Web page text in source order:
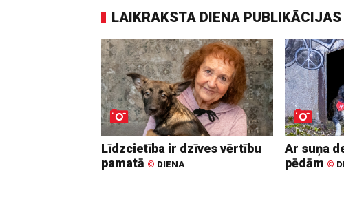
LAIKRAKSTA DIENA PUBLIKĀCIJAS
Līdzcietība ir dzīves vērtību
pamatā © DIENA
Ar suņa
pēdām ©